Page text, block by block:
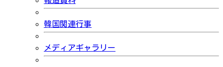
韓国関連行事
メディアギャラリー